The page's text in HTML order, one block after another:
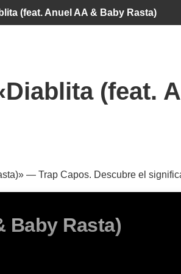
(feat. Anuel AA & Baby Rasta)
(feat.
— Trap Capos. Descubre el
Baby Rasta)